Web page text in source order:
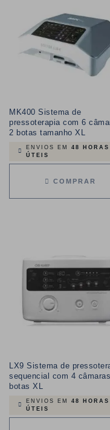
MK400 Sistema de
pressoterapia com 6
2 botas tamanho XL
ENVIOS EM 48 HORAS
ÚTEIS
COMPRAR
LX9 Sistema de
sequencial com 4
botas XL
ENVIOS EM 48 HORAS
ÚTEIS